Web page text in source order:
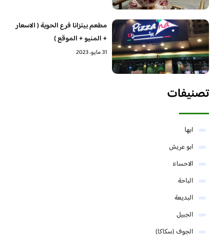
مطعم بيتزانا فرع الحوية ( الاسعار
+ المنيو + الموقع )
31 مايو، 2023
تصنيفات
ابها
ابو عريش
الاحساء
الباحة
البديعة
الجبيل
الجوف (سكاكا)